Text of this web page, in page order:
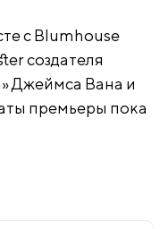
с Blumhouse
создателя
Джеймса Вана и
премьеры пока